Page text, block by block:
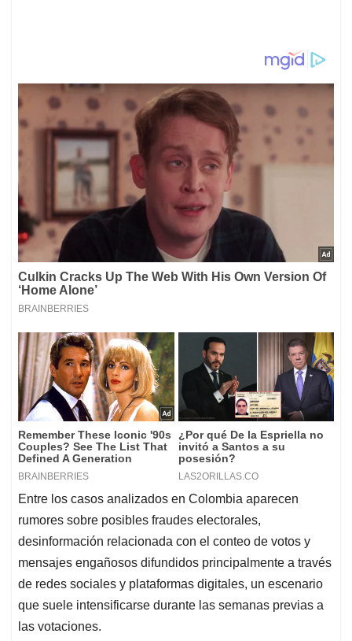
Entre los casos analizados en Colombia aparecen
rumores sobre posibles fraudes electorales,
desinformación relacionada con el conteo de votos y
mensajes engañosos difundidos principalmente a través
de redes sociales y plataformas digitales, un escenario
que suele intensificarse durante las semanas previas a
las votaciones.